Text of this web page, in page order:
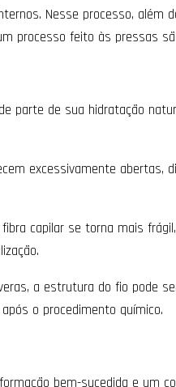
Nesse processo, além
processo feito às pressas
parte de sua hidratação
excessivamente abertas,
capilar se torna mais
a estrutura do fio pode
o procedimento químico.
bem-sucedida e um